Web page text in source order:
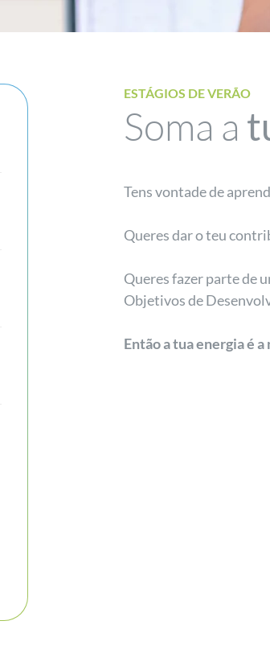
ESTÁGIOS DE VERÃO
Soma a
Tens vontade de
Queres dar o teu
Queres fazer parte de
Objetivos de
Então a tua energia é a